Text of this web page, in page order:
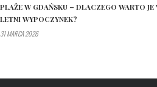
PLAŻE W GDAŃSKU – DLACZEGO WARTO JE
LETNI WYPOCZYNEK?
31 MARCA 2026